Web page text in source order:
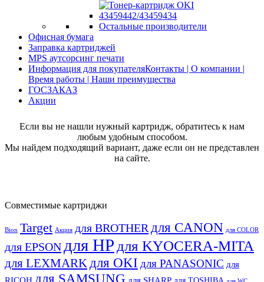
Остальные производители
Офисная бумага
Заправка картриджей
MPS аутсорсинг печати
Информация для покупателяКонтакты | О компании |
Время работы | Наши преимущества
ГОСЗАКАЗ
Акции
Если вы не нашли нужный картридж, обратитесь к нам
любым удобным способом.
Мы найдем подходящий вариант, даже если он не представлен
на сайте.
Совместимые картриджи
Bion Target Акция для BROTHER для CANON для COLOR
для EPSON для HP для KYOCERA-MITA
для LEXMARK для OKI для PANASONIC для
для SAMSUNG